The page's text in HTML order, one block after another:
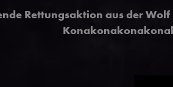
Rettungsaktion aus der